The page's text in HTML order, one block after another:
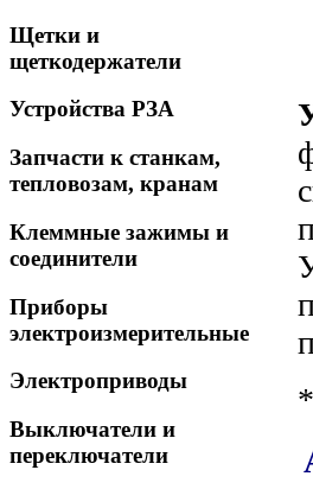
Щетки и
щеткодержатели
Устройства РЗА
Запчасти к станкам,
тепловозам, кранам
Клеммные зажимы и
соединители
Приборы
электроизмерительные
Электроприводы
Выключатели и
переключатели